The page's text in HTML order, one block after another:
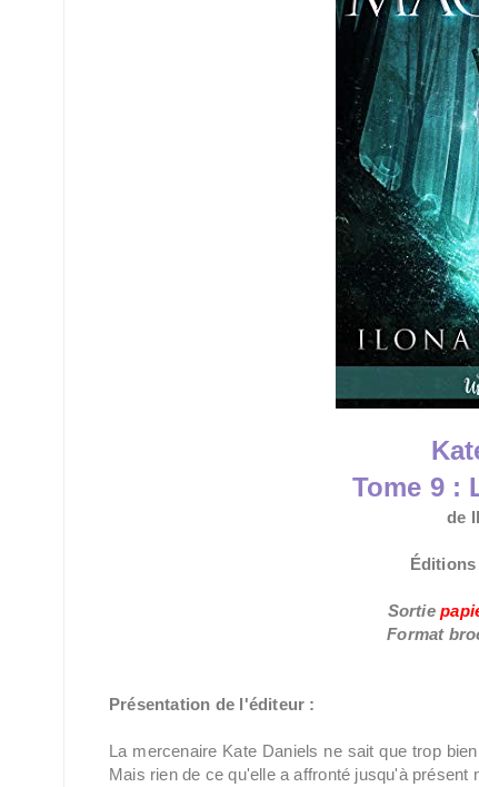
Tome 9 :
de
Sortie
Format
Présentation de l'éditeur :
La mercenaire Kate Daniels ne sait que trop
Mais rien de ce qu'elle a affronté jusqu'à présent